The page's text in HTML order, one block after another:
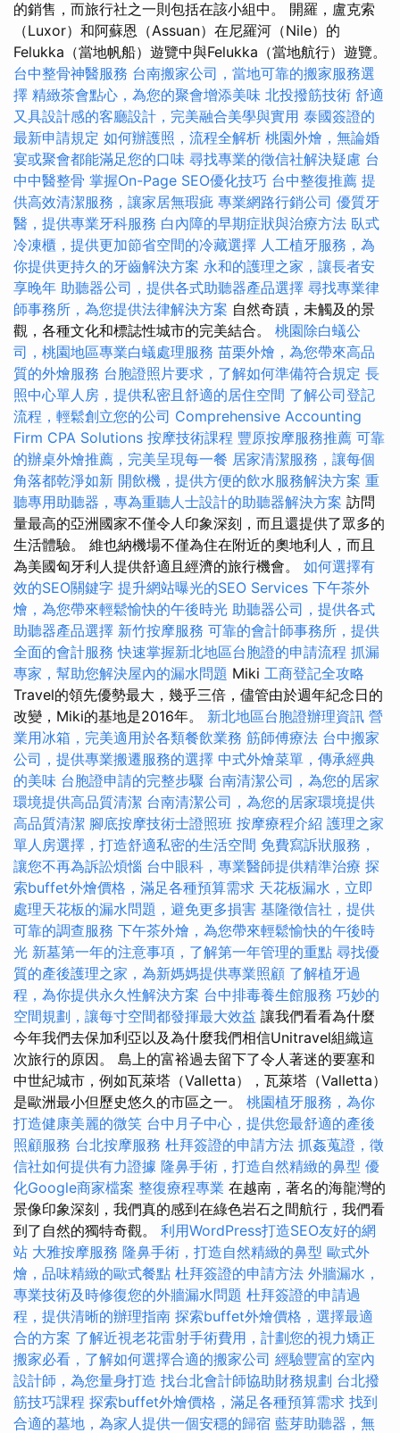
的銷售，而旅行社之一則包括在該小組中。 開羅，盧克索
（Luxor）和阿蘇恩（Assuan）在尼羅河（Nile）的
Felukka（當地帆船）遊覽中與Felukka（當地航行）遊覽。
台中整骨神醫服務 台南搬家公司，當地可靠的搬家服務選
擇 精緻茶會點心，為您的聚會增添美味 北投撥筋技術 舒適
又具設計感的客廳設計，完美融合美學與實用 泰國簽證的
最新申請規定 如何辦護照，流程全解析 桃園外燴，無論婚
宴或聚會都能滿足您的口味 尋找專業的徵信社解決疑慮 台
中中醫整骨 掌握On-Page SEO優化技巧 台中整復推薦 提
供高效清潔服務，讓家居無瑕疵 專業網路行銷公司 優質牙
醫，提供專業牙科服務 白內障的早期症狀與治療方法 臥式
冷凍櫃，提供更加節省空間的冷藏選擇 人工植牙服務，為
你提供更持久的牙齒解決方案 永和的護理之家，讓長者安
享晚年 助聽器公司，提供各式助聽器產品選擇 尋找專業律
師事務所，為您提供法律解決方案 自然奇蹟，未觸及的景
觀，各種文化和標誌性城市的完美結合。 桃園除白蟻公
司，桃園地區專業白蟻處理服務 苗栗外燴，為您帶來高品
質的外燴服務 台胞證照片要求，了解如何準備符合規定 長
照中心單人房，提供私密且舒適的居住空間 了解公司登記
流程，輕鬆創立您的公司 Comprehensive Accounting
Firm CPA Solutions 按摩技術課程 豐原按摩服務推薦 可靠
的辦桌外燴推薦，完美呈現每一餐 居家清潔服務，讓每個
角落都乾淨如新 開飲機，提供方便的飲水服務解決方案 重
聽專用助聽器，專為重聽人士設計的助聽器解決方案 訪問
量最高的亞洲國家不僅令人印象深刻，而且還提供了眾多的
生活體驗。 維也納機場不僅為住在附近的奧地利人，而且
為美國匈牙利人提供舒適且經濟的旅行機會。 如何選擇有
效的SEO關鍵字 提升網站曝光的SEO Services 下午茶外
燴，為您帶來輕鬆愉快的午後時光 助聽器公司，提供各式
助聽器產品選擇 新竹按摩服務 可靠的會計師事務所，提供
全面的會計服務 快速掌握新北地區台胞證的申請流程 抓漏
專家，幫助您解決屋內的漏水問題 Miki 工商登記全攻略
Travel的領先優勢最大，幾乎三倍，儘管由於週年紀念日的
改變，Miki的基地是2016年。 新北地區台胞證辦理資訊 營
業用冰箱，完美適用於各類餐飲業務 筋師傅療法 台中搬家
公司，提供專業搬遷服務的選擇 中式外燴菜單，傳承經典
的美味 台胞證申請的完整步驟 台南清潔公司，為您的居家
環境提供高品質清潔 台南清潔公司，為您的居家環境提供
高品質清潔 腳底按摩技術士證照班 按摩療程介紹 護理之家
單人房選擇，打造舒適私密的生活空間 免費寫訴狀服務，
讓您不再為訴訟煩惱 台中眼科，專業醫師提供精準治療 探
索buffet外燴價格，滿足各種預算需求 天花板漏水，立即
處理天花板的漏水問題，避免更多損害 基隆徵信社，提供
可靠的調查服務 下午茶外燴，為您帶來輕鬆愉快的午後時
光 新墓第一年的注意事項，了解第一年管理的重點 尋找優
質的產後護理之家，為新媽媽提供專業照顧 了解植牙過
程，為你提供永久性解決方案 台中排毒養生館服務 巧妙的
空間規劃，讓每寸空間都發揮最大效益 讓我們看看為什麼
今年我們去保加利亞以及為什麼我們相信Unitravel組織這
次旅行的原因。 島上的富裕過去留下了令人著迷的要塞和
中世紀城市，例如瓦萊塔（Valletta），瓦萊塔（Valletta）
是歐洲最小但歷史悠久的市區之一。 桃園植牙服務，為你
打造健康美麗的微笑 台中月子中心，提供您最舒適的產後
照顧服務 台北按摩服務 杜拜簽證的申請方法 抓姦蒐證，徵
信社如何提供有力證據 隆鼻手術，打造自然精緻的鼻型 優
化Google商家檔案 整復療程專業 在越南，著名的海龍灣的
景像印象深刻，我們真的感到在綠色岩石之間航行，我們看
到了自然的獨特奇觀。 利用WordPress打造SEO友好的網
站 大雅按摩服務 隆鼻手術，打造自然精緻的鼻型 歐式外
燴，品味精緻的歐式餐點 杜拜簽證的申請方法 外牆漏水，
專業技術及時修復您的外牆漏水問題 杜拜簽證的申請過
程，提供清晰的辦理指南 探索buffet外燴價格，選擇最適
合的方案 了解近視老花雷射手術費用，計劃您的視力矯正
搬家必看，了解如何選擇合適的搬家公司 經驗豐富的室內
設計師，為您量身打造 找台北會計師協助財務規劃 台北撥
筋技巧課程 探索buffet外燴價格，滿足各種預算需求 找到
合適的墓地，為家人提供一個安穩的歸宿 藍芽助聽器，無